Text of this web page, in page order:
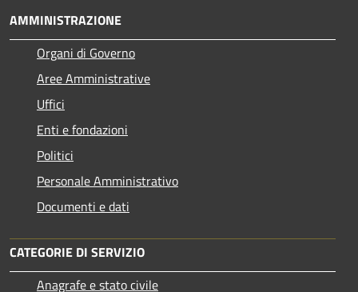
AMMINISTRAZIONE
Organi di Governo
Aree Amministrative
Uffici
Enti e fondazioni
Politici
Personale Amministrativo
Documenti e dati
CATEGORIE DI SERVIZIO
Anagrafe e stato civile